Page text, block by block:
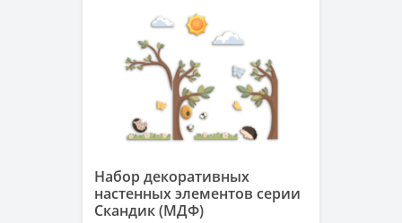
Набор декоративных
настенных элементов серии
Скандик (МДФ)